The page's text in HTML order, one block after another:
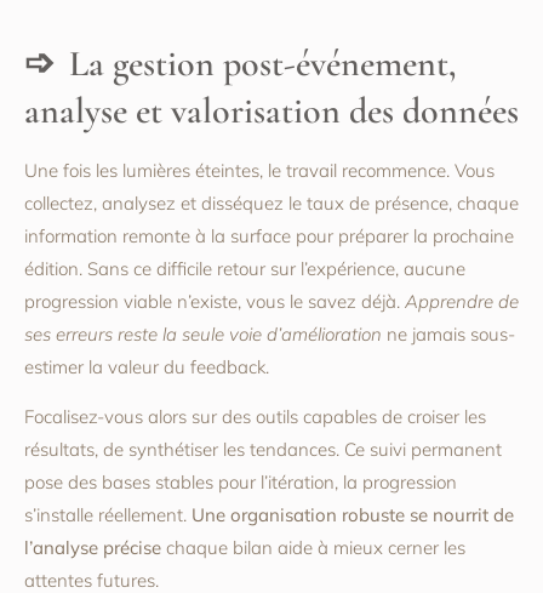
La gestion post-événement,
analyse et valorisation des données
Une fois les lumières éteintes, le travail recommence. Vous
collectez, analysez et disséquez le taux de présence, chaque
information remonte à la surface pour préparer la prochaine
édition. Sans ce difficile retour sur l’expérience, aucune
progression viable n’existe, vous le savez déjà. Apprendre de
ses erreurs reste la seule voie d’amélioration ne jamais sous-
estimer la valeur du feedback.
Focalisez-vous alors sur des outils capables de croiser les
résultats, de synthétiser les tendances. Ce suivi permanent
pose des bases stables pour l’itération, la progression
s’installe réellement. Une organisation robuste se nourrit de
l’analyse précise chaque bilan aide à mieux cerner les
attentes futures.